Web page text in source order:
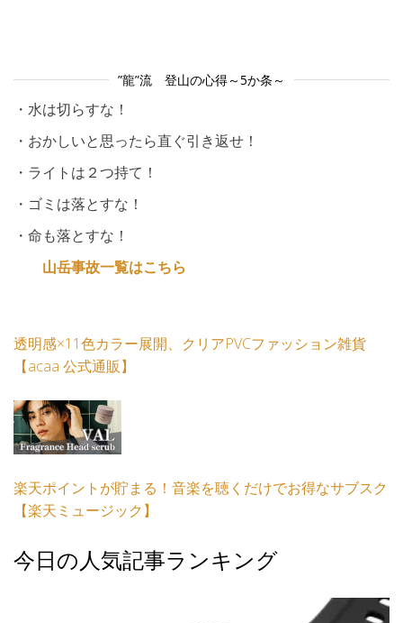
”龍”流 登山の心得～5か条～
・水は切らすな！
・おかしいと思ったら直ぐ引き返せ！
・ライトは２つ持て！
・ゴミは落とすな！
・命も落とすな！
山岳事故一覧はこちら
透明感×11色カラー展開、クリアPVCファッション雑貨
【acaa 公式通販】
楽天ポイントが貯まる！音楽を聴くだけでお得なサブスク
【楽天ミュージック】
今日の人気記事ランキング